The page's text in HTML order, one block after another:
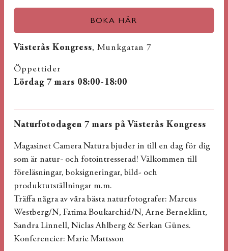
BOKA HÄR
Västerås Kongress, Munkgatan 7
Öppettider
Lördag 7 mars 08:00-18:00
Naturfotodagen 7 mars på Västerås Kongress
Magasinet Camera Natura bjuder in till en dag för dig
som är natur- och fotointresserad! Välkommen till
föreläsningar, boksigneringar, bild- och
produktutställningar m.m.
Träffa några av våra bästa naturfotografer: Marcus
Westberg/N, Fatima Boukarchid/N, Arne Berneklint,
Sandra Linnell, Niclas Ahlberg & Serkan Günes.
Konferencier: Marie Mattsson